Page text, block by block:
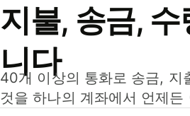
지불, 송금,
니다
40개 이상의 통화로 송금, 지
것을 하나의 계좌에서 언제든